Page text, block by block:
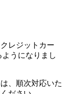
レジットカー
ようになりまし
、順次対応いた